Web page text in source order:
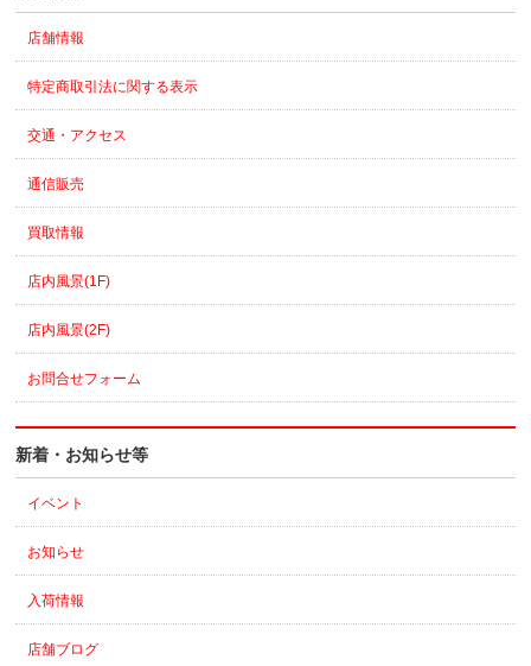
店舗情報
特定商取引法に関する表示
交通・アクセス
通信販売
買取情報
店内風景(1F)
店内風景(2F)
お問合せフォーム
新着・お知らせ等
イベント
お知らせ
入荷情報
店舗ブログ